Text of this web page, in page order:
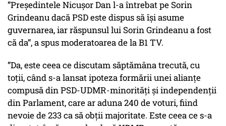
”Președintele Nicușor Dan l-a întrebat pe Sorin
Grindeanu dacă PSD este dispus să își asume
guvernarea, iar răspunsul lui Sorin Grindeanu a fost
căda”,a spus moderatoarea de la B1 TV.
”Da, este ceea ce discutam săptămâna trecută, cu
toții, când s-a lansat ipoteza formării unei alianțe
compusă din PSD-UDMR-minorități și independenții
din Parlament, care ar aduna 240 de voturi, fiind
nevoie de 233 ca să obții majoritate. Este ceea ce s-a